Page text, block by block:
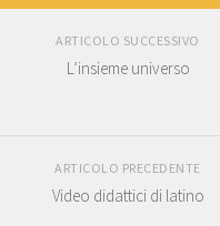
ARTICOLO SUCCESSIVO
L’insieme universo
ARTICOLO PRECEDENTE
Video didattici di latino